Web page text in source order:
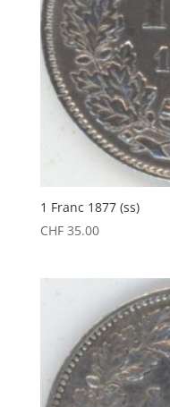
1 Franc 1877 (ss)
CHF35.00